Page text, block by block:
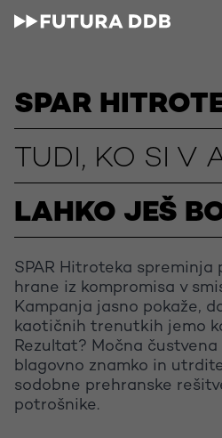
SPAR
TUDI, KO SI V
LAHKO JEŠ
SPAR Hitroteka
hrane iz kompromisa v
Kampanja jasno pokaže,
kaotičnih trenutkih jemo
Rezultat? Močna
blagovno znamko in
sodobne prehranske
potrošnike.